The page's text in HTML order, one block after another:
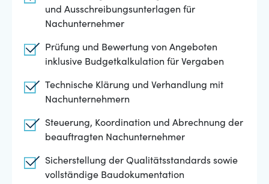
und Ausschreibungsunterlagen für
Nachunternehmer
Prüfung und Bewertung von Angeboten
inklusive Budgetkalkulation für Vergaben
Technische Klärung und Verhandlung mit
Nachunternehmern
Steuerung, Koordination und Abrechnung der
beauftragten Nachunternehmer
Sicherstellung der Qualitätsstandards sowie
vollständige Baudokumentation